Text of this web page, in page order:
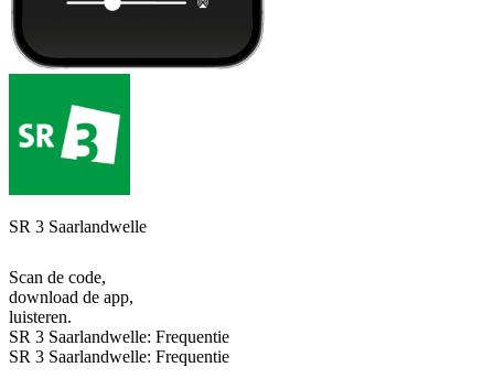
SR 3 Saarlandwelle
Scan de code,
download de app,
luisteren.
SR 3 Saarlandwelle: Frequentie
SR 3 Saarlandwelle: Frequentie